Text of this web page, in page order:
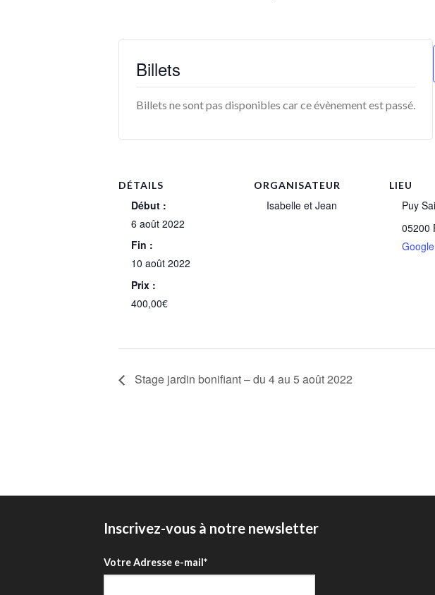
Billets
Billets ne sont pas disponibles car ce évènement est passé.
DÉTAILS
Début :
6 août 2022
Fin :
10 août 2022
Prix :
400,00€
ORGANISATEUR
Isabelle et Jean
LIEU
Puy
05200
Stage jardin bonifiant – du 4 au 5 août 2022
Inscrivez-vous à notre newsletter
Votre Adresse e-mail*